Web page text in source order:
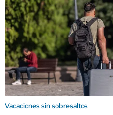
Vacaciones sin sobresaltos